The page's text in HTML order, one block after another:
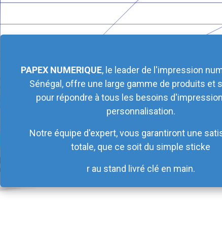
PAPEX NUMERIQUE, le leader de l'impression
Sénégal, offre une large gamme de produits et
pour répondre à tous les besoins
personnalisation.
Notre équipe d'expert, vous garantiront une
totale, que ce soit du simple sticke
r au stand livré clé en main.